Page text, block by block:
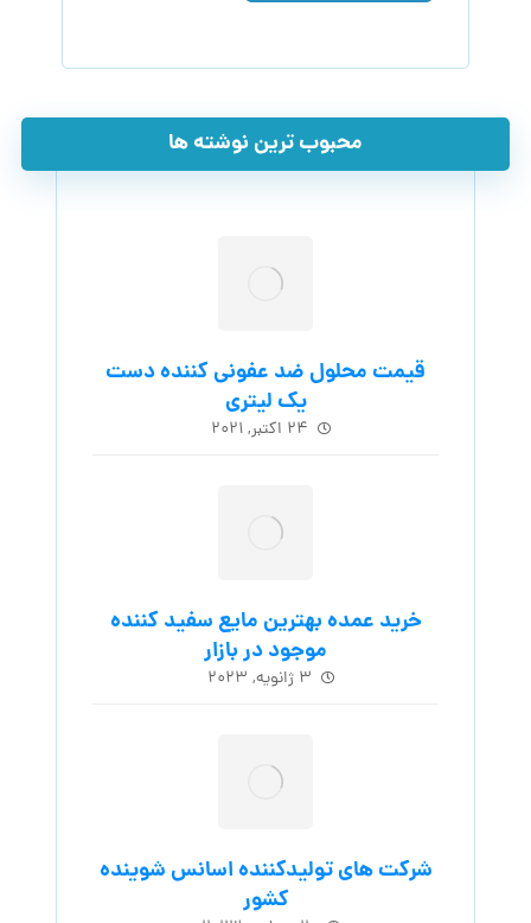
محبوب ترین نوشته ها
قیمت محلول ضد عفونی کننده دست
یک لیتری
۲۴ اکتبر, ۲۰۲۱
خرید عمده بهترین مایع سفید کننده
موجود در بازار
۳ ژانویه, ۲۰۲۳
شرکت های تولیدکننده اسانس شوینده
کشور